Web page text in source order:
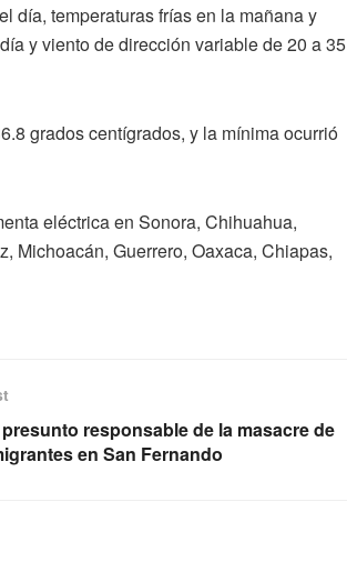
día, temperaturas frías en la mañana y
y viento de dirección variable de 20 a 35
grados centígrados, y la mínima ocurrió
eléctrica en Sonora, Chihuahua,
Michoacán, Guerrero, Oaxaca, Chiapas,
responsable de la masacre de
en San Fernando